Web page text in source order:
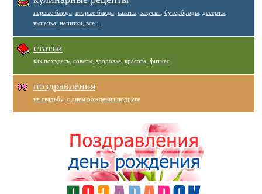
первые блюда вторые блюда салаты, закуски, бутерброды, десерты,
выпечка напитки, все...
статьи
как похудеть, советы, здоровье, красота фитнес
поздравления
на свадьбу, с днем рождения подруге